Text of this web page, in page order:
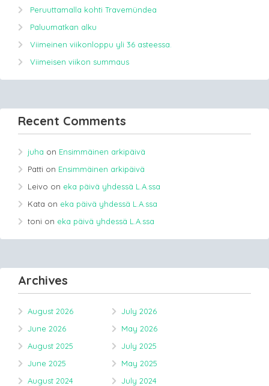
Peruuttamalla kohti Travemündea
Paluumatkan alku
Viimeinen viikonloppu yli 36 asteessa.
Viimeisen viikon summaus
Recent Comments
juha on Ensimmäinen arkipäivä
Patti on Ensimmäinen arkipäivä
Leivo on eka päivä yhdessä L.A.ssa
Kata on eka päivä yhdessä L.A.ssa
toni on eka päivä yhdessä L.A.ssa
Archives
August 2026
July 2026
June 2026
May 2026
August 2025
July 2025
June 2025
May 2025
August 2024
July 2024